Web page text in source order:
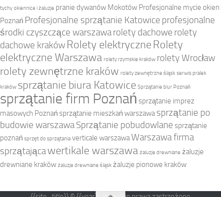
tychy okiennice i żaluzje pranie dywanów Mokotów Profesjonalne mycie okien
Poznań Profesjonalne sprzątanie Katowice profesjonalne
środki czyszczące warszawarolety dachowe rolety
dachowe kraków Rolety elektryczne Rolety
elektryczne Warszawa rolety rzymskie kraków rolety Wrocław
rolety zewnętrzne kraków rolety zewnętrzne śląsk serwis pralek
kraków sprzątanie biura Katowice Sprzątanie biur Poznań
sprzątanie firm Poznań sprzątanie imprez
masowych Poznańsprzątanie mieszkań warszawa sprzątanie po
budowie warszawaSprzątanie pobudowlane sprzątanie
poznań sprzęt do sprzątania verticale warszawaWarszawa firma
sprzątającawertikale warszawa żaluzje drewniane żaluzje
drewniane kraków żaluzje drewniane śląsk żaluzje pionowe kraków